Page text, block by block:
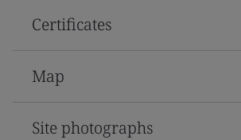
Certificates
Map
Site photographs